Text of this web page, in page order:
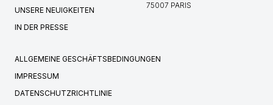
UNSERE NEUIGKEITEN
IN DER PRESSE
75007 PARIS
ALLGEMEINE GESCHÄFTSBEDINGUNGEN
IMPRESSUM
DATENSCHUTZRICHTLINIE